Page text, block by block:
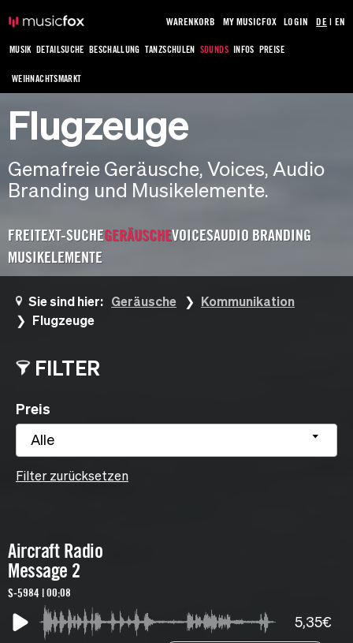
MUSIK DETAILSUCHE BESCHALLUNG TANZSCHULEN SOUNDS INFOS PREISE
WEIHNACHTSMARKT
WARENKORB MY MUSICFOX LOGIN DE| EN
Flugzeuge
Gemafreie Geräusche, Voices, Audio
Branding und Musikelemente.
FREITEXT-SUCHEGERÄUSCHEVOICESAUDIO BRANDING
MUSIKELEMENTE
Sie sind hier: Geräusche
Kommunikation
Flugzeuge
FILTER
Preis
Alle
Filter zurücksetzen
Aircraft Radio
Message 2
S-5984 | 00:08
5,35€